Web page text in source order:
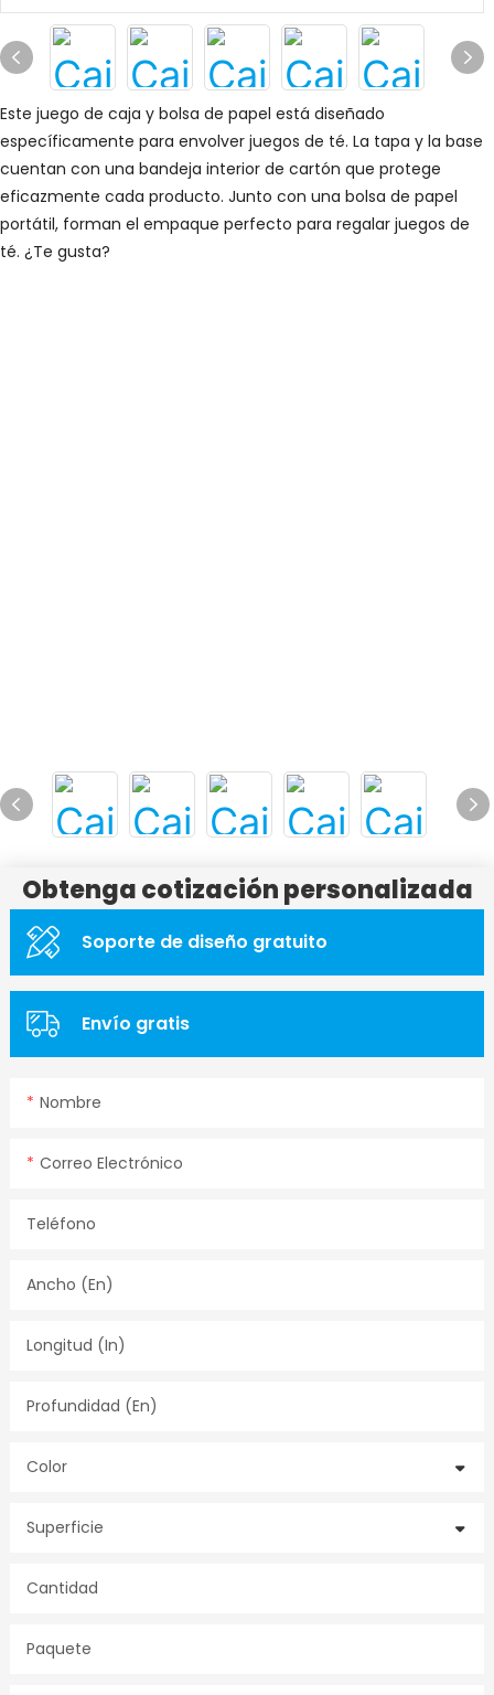
Este juego de caja y bolsa de papel está diseñado
específicamente para envolver juegos de té. La tapa y la base
cuentan con una bandeja interior de cartón que protege
eficazmente cada producto. Junto con una bolsa de papel
portátil, forman el empaque perfecto para regalar juegos de
té. ¿Te gusta?
Obtenga cotización personalizada
Soporte de diseño gratuito
Envío gratis
Nombre
Correo Electrónico
Teléfono
Ancho (en)
Longitud (in)
Profundidad (en)
Color
Superficie
Cantidad
Paquete